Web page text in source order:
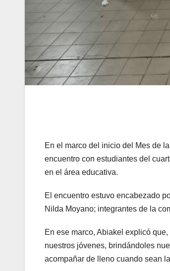
En el marco del inicio del Mes de
encuentro con estudiantes del
en el área educativa.
El encuentro estuvo encabezado
Nilda Moyano; integrantes de la
En ese marco, Abiakel explicó
nuestros jóvenes, brindándoles
acompañar de lleno cuando sean